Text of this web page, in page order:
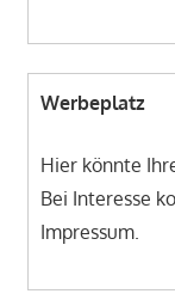
Werbeplatz
Hier könnte
Bei Interesse
Impressum.